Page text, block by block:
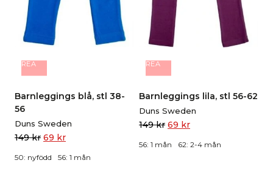
REA
Barnleggings blå, stl 38-
56
Duns Sweden
149kr 69 kr
50: nyfödd 56: 1 mån
REA
Barnleggings lila, stl 56-62
Duns Sweden
149kr 69 kr
56: 1 mån 62: 2-4 mån